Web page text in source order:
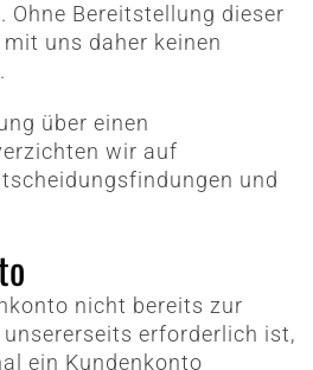
Ohne Bereitstellung dieser
uns daher keinen
über einen
wir auf
und
nicht bereits zur
erforderlich ist,
ein Kundenkonto